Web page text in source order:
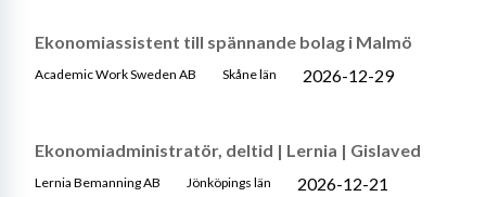
Ekonomiassistent till spännande bolag i Malmö
Academic Work Sweden AB Skåne län 2026-12-29
Ekonomiadministratör, deltid | Lernia | Gislaved
Lernia Bemanning AB Jönköpings län 2026-12-21